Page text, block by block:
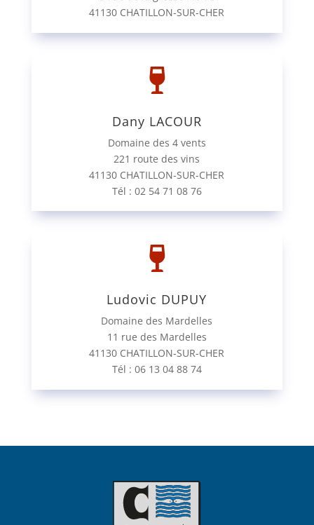
41130 CHATILLON-SUR-CHER

Dany LACOUR
Domaine des 4 vents
221 route des vins
41130 CHATILLON-SUR-CHER
Tél : 02 54 71 08 76

Ludovic DUPUY
Domaine des Mardelles
11 rue des Mardelles
41130 CHATILLON-SUR-CHER
Tél : 06 13 04 88 74